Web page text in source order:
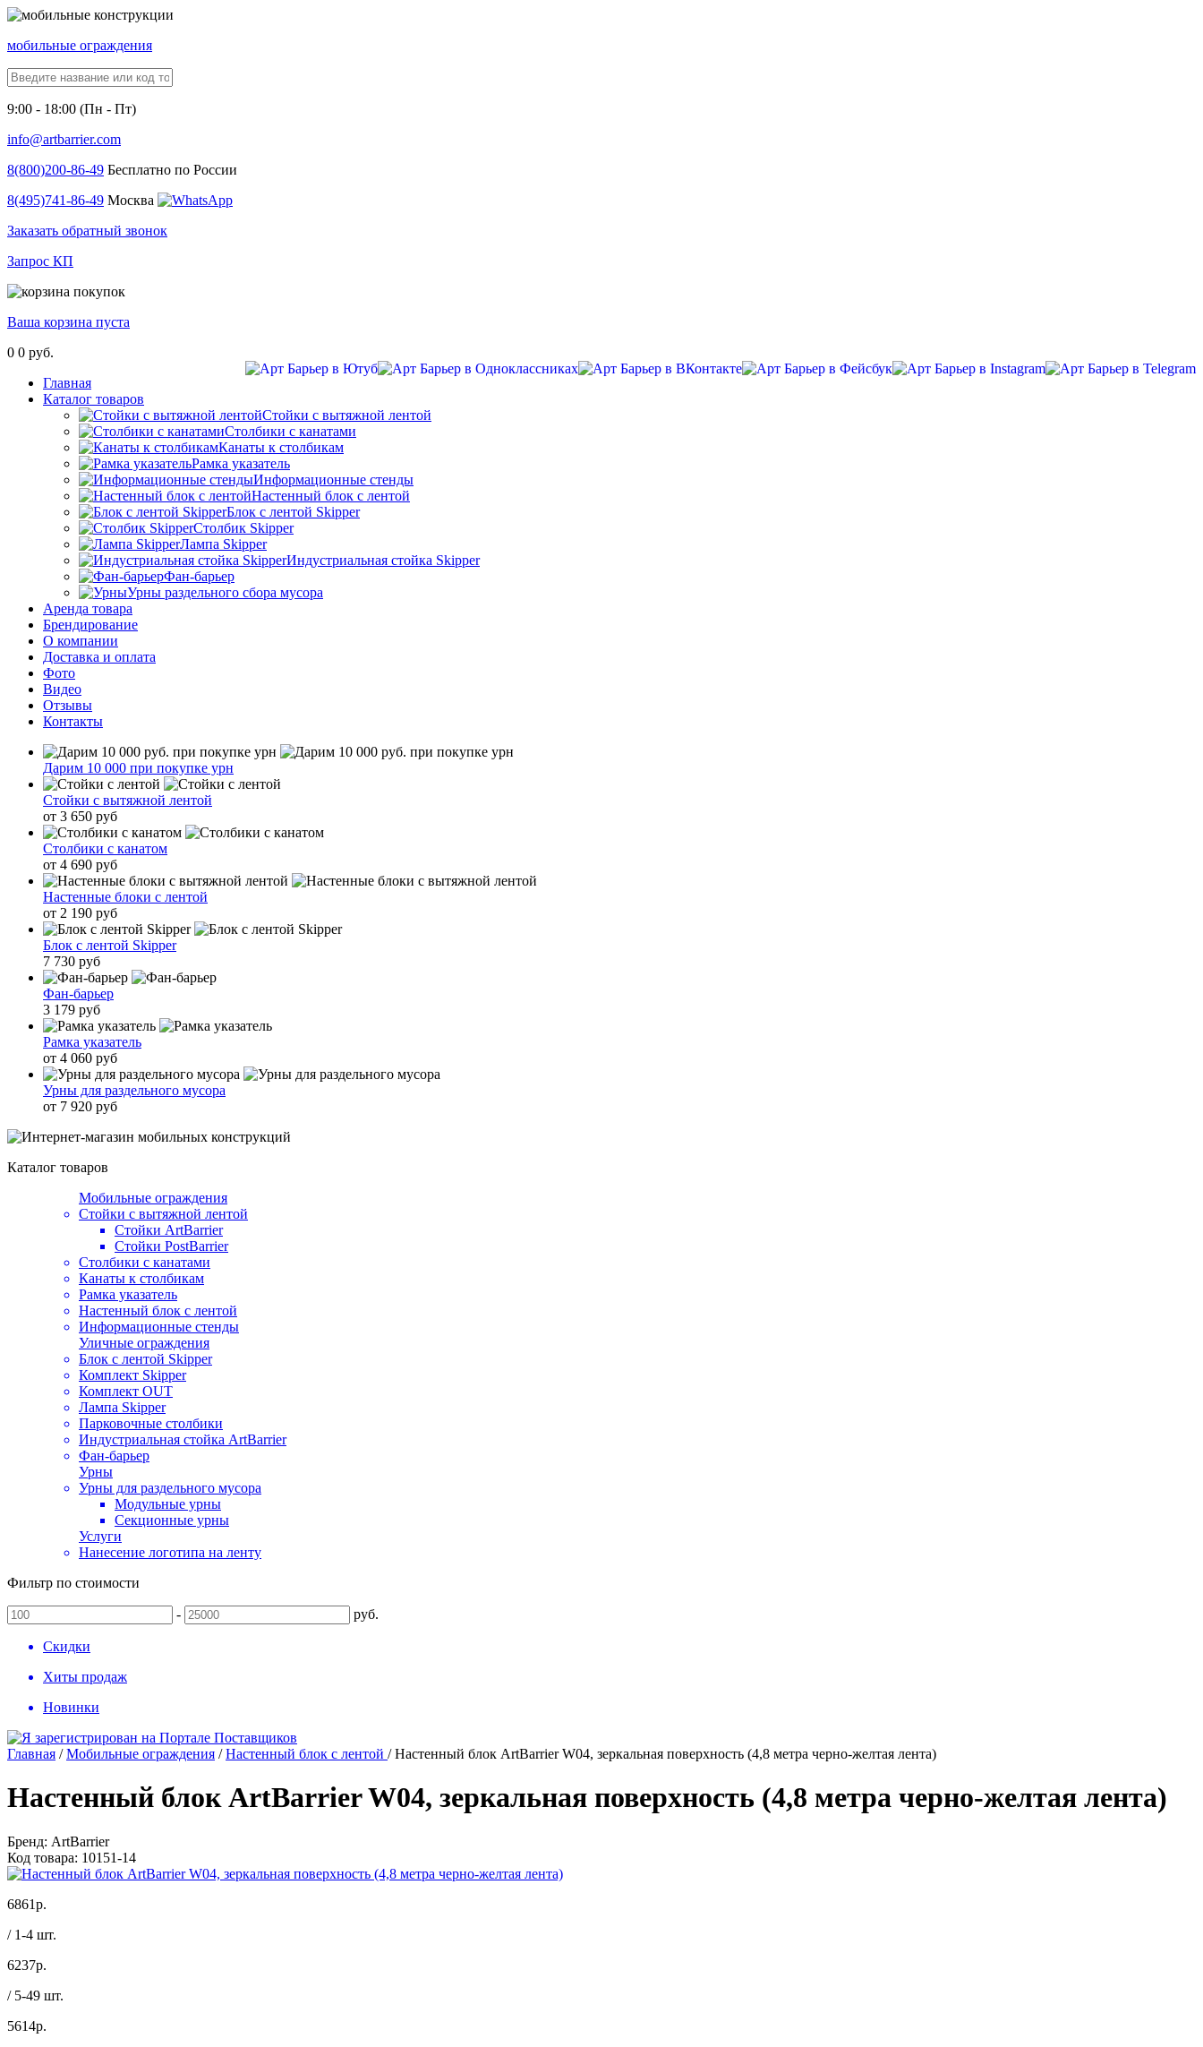
мобильные ограждения
9:00 - 18:00 (Пн - Пт)
info@artbarrier.com
8(800)200-86-49 Бесплатно по России
8(495)741-86-49 Москва
Заказать обратный звонок
Запрос КП
Ваша корзина пуста
0 0 руб.
Главная
Каталог товаров
Стойки с вытяжной лентой
Столбики с канатами
Канаты к столбикам
Рамка указатель
Информационные стенды
Настенный блок с лентой
Блок с лентой Skipper
Столбик Skipper
Лампа Skipper
Индустриальная стойка Skipper
Фан-барьер
Урны раздельного сбора мусора
Аренда товара
Брендирование
О компании
Доставка и оплата
Фото
Видео
Отзывы
Контакты
Дарим 10 000 при покупке урн
Стойки с вытяжной лентой
от 3 650 руб
Столбики с канатом
от 4 690 руб
Настенные блоки с лентой
от 2 190 руб
Блок с лентой Skipper
7 730 руб
Фан-барьер
3 179 руб
Рамка указатель
от 4 060 руб
Урны для раздельного мусора
от 7 920 руб
Каталог товаров
Мобильные ограждения
Стойки с вытяжной лентой
Стойки ArtBarrier
Стойки PostBarrier
Столбики с канатами
Канаты к столбикам
Рамка указатель
Настенный блок с лентой
Информационные стенды
Уличные ограждения
Блок с лентой Skipper
Комплект Skipper
Комплект OUT
Лампа Skipper
Парковочные столбики
Индустриальная стойка ArtBarrier
Фан-барьер
Урны
Урны для раздельного мусора
Модульные урны
Секционные урны
Услуги
Нанесение логотипа на ленту
Фильтр по стоимости
- руб.
Скидки
Хиты продаж
Новинки
Главная /Мобильные ограждения /Настенный блок с лентой /Настенный блок ArtBarrier W04, зеркальная поверхность (4,8 метра черно-желтая лента)
Настенный блок ArtBarrier W04, зеркальная поверхность (4,8 метра черно-желтая лента)
Бренд: ArtBarrier
Код товара: 10151-14
6861р.
/ 1-4 шт.
6237р.
/ 5-49 шт.
5614р.